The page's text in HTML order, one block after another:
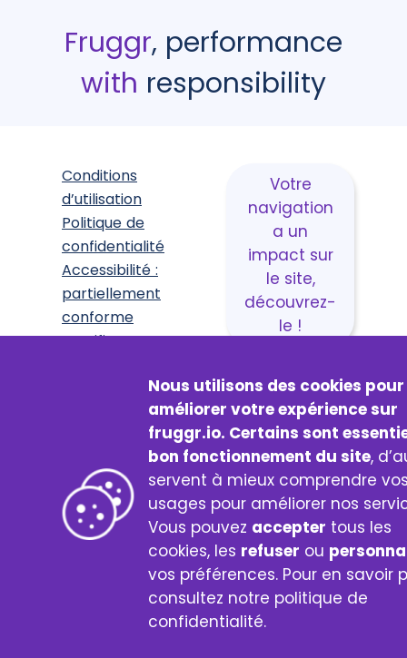
Fruggr, performance
with responsibility
Conditions
d’utilisation
Politique de
confidentialité
Accessibilité :
partiellement
conforme
Certificat
Votre
navigation
a un
impact sur
le site,
découvrez-
le !
© 2026 Fruggr
Nous utilisons des cookies pour
améliorer votre expérience sur
fruggr.io. Certains sont
bon fonctionnement du site,
servent à mieux comprendre
usages pour améliorer nos
Vous pouvez accepter tous les
cookies, les refuser ou
vos préférences. Pour en savoir
consultez notre politique de
confidentialité.